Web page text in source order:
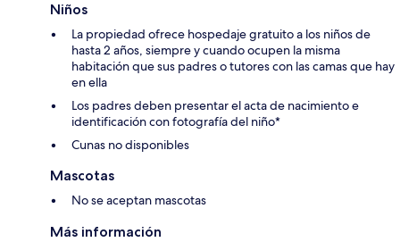
Niños
La propiedad ofrece hospedaje gratuito a los niños de
hasta 2 años, siempre y cuando ocupen la misma
habitación que sus padres o tutores con las camas que hay
en ella
Los padres deben presentar el acta de nacimiento e
identificación con fotografía del niño*
Cunas no disponibles
Mascotas
No se aceptan mascotas
Más información